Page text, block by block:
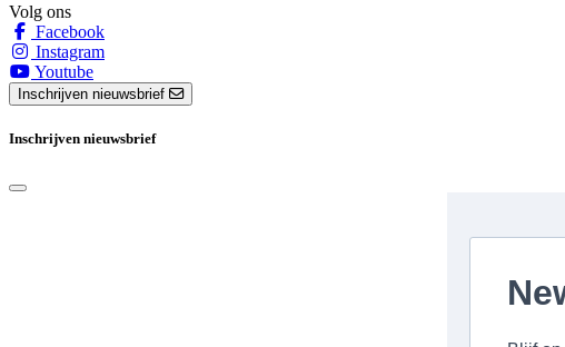
Volg ons
Facebook
Instagram
Youtube
Inschrijven nieuwsbrief
Inschrijven nieuwsbrief